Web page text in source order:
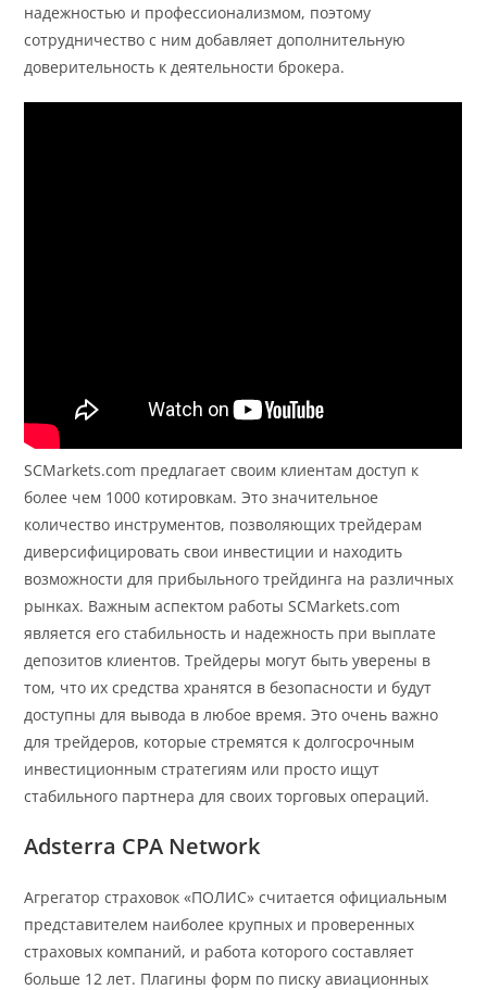
надежностью и профессионализмом, поэтому
сотрудничество с ним добавляет дополнительную
доверительность к деятельности брокера.
SCMarkets.com предлагает своим клиентам доступ к
более чем 1000 котировкам. Это значительное
количество инструментов, позволяющих трейдерам
диверсифицировать свои инвестиции и находить
возможности для прибыльного трейдинга на различных
рынках. Важным аспектом работы SCMarkets.com
является его стабильность и надежность при выплате
депозитов клиентов. Трейдеры могут быть уверены в
том, что их средства хранятся в безопасности и будут
доступны для вывода в любое время. Это очень важно
для трейдеров, которые стремятся к долгосрочным
инвестиционным стратегиям или просто ищут
стабильного партнера для своих торговых операций.
Adsterra CPA Network
Агрегатор страховок «ПОЛИС» считается официальным
представителем наиболее крупных и проверенных
страховых компаний, и работа которого составляет
больше 12 лет. Плагины форм по писку авиационных